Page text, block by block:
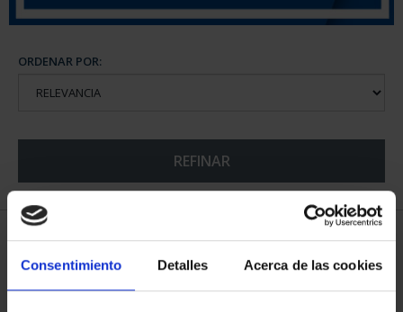
Consentimiento Detalles Acerca de las cookies
ORDENAR POR:
REFINAR
5 Productos encontrados